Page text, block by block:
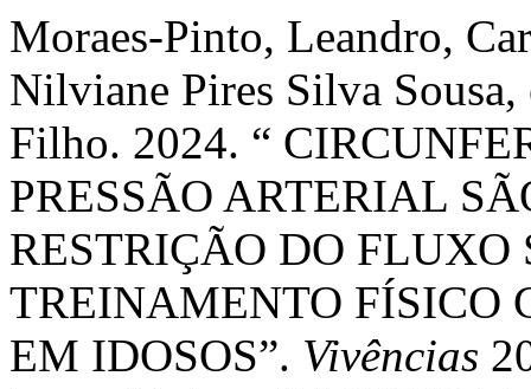
Moraes-Pinto, Leandro,
Nilviane Pires Silva
Filho. 2024. “
PRESSÃO ARTERIAL
RESTRIÇÃO DO FLUXO
TREINAMENTO FÍSICO
EM IDOSOS”. Vivências